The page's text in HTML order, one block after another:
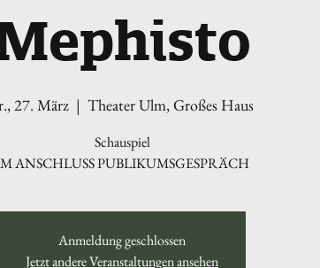
27. März
  |
Theater Ulm, Großes Haus
Schauspiel
ANSCHLUSS PUBLIKUMSGESPRÄCH
Anmeldung geschlossen
Jetzt andere Veranstaltungen ansehen